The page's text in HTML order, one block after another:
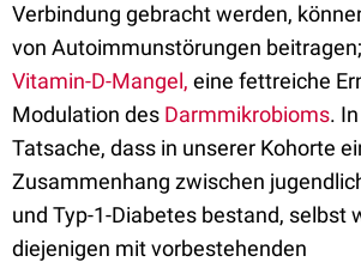
Verbindung gebracht werden,
von Autoimmunstörungen
Vitamin-D-Mangel, eine fettreiche
Modulation des Darmmikrobioms.
Tatsache, dass in unserer Kohorte
Zusammenhang zwischen
und Typ-1-Diabetes bestand, selbst
diejenigen mit vorbestehenden